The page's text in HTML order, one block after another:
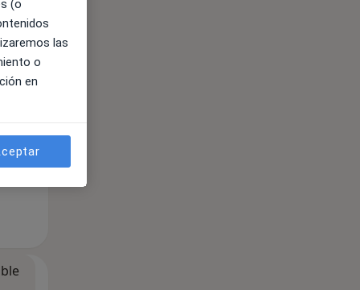
(o
las
o
en